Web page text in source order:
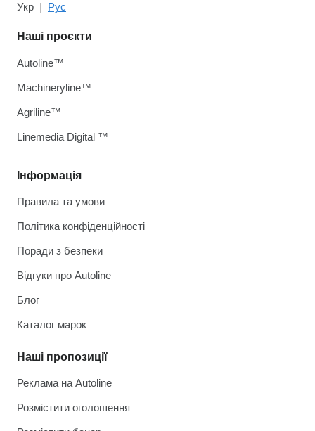
Укр Рус
Інформація
Правила та умови
Політика конфіденційності
Поради з безпеки
Відгуки про Autoline
Блог
Каталог марок
Наші пропозиції
Реклама на Autoline
Розмістити оголошення
Наші проєкти
Autoline™
Machineryline™
Agriline™
Linemedia Digital ™